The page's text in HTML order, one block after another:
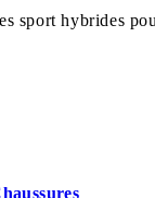
sport hybrides
Daim)
favoris: HILLARY